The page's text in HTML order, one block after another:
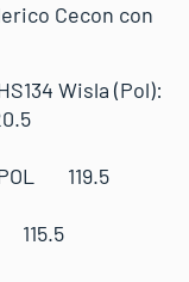
Cecon con
Wisla (Pol):
120.5
POL 119.5
115.5